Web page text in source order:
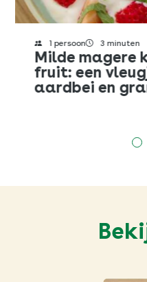
1 persoon 3 minuten
Milde magere
fruit: een
aardbei en